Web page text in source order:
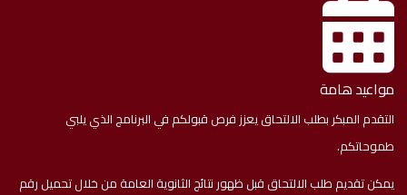
مواعيد هامة
التقدم المبكر بطلب الالتحاق يعزز فرص قبولكم في البرنامج الذي يلبي
طموحاتكم.
يمكن تقديم طلب الالتحاق قبل ظهور نتائج الثانوية العامة من خلال تحميل رقم